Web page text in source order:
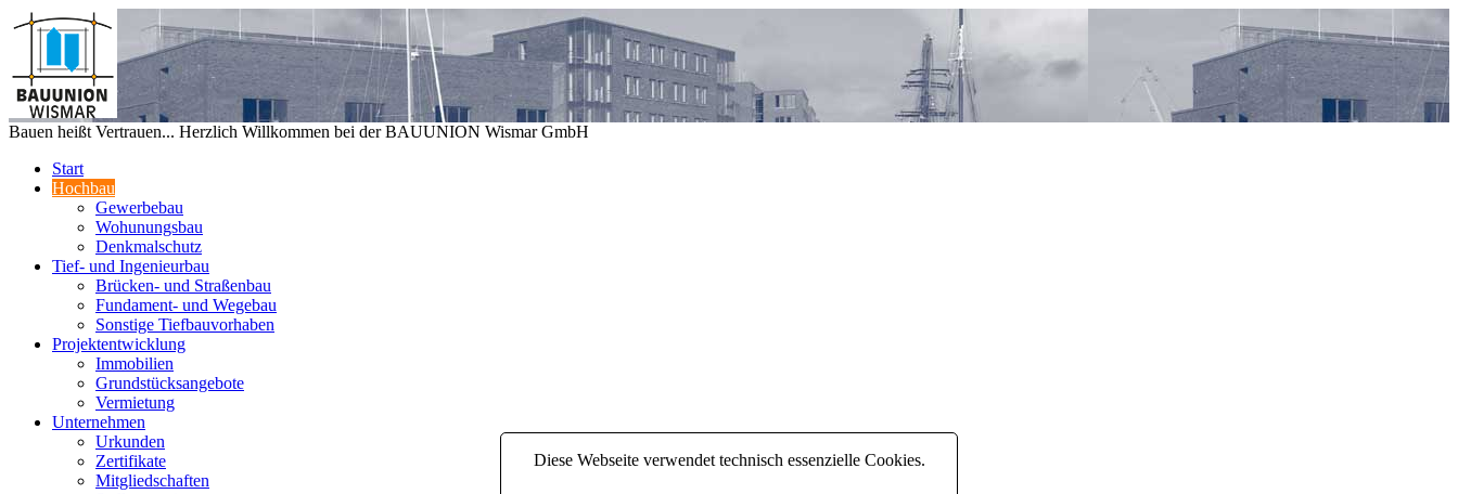
Diese Webseite verwendet technisch essenzielle Cookies.
Bauen heißt Vertrauen... Herzlich Willkommen bei der BAUUNION Wismar GmbH
Start
Hochbau
Gewerbebau
Wohunungsbau
Denkmalschutz
Tief- und Ingenieurbau
Brücken- und Straßenbau
Fundament- und Wegebau
Sonstige Tiefbauvorhaben
Projektentwicklung
Immobilien
Grundstücksangebote
Vermietung
Unternehmen
Urkunden
Zertifikate
Mitgliedschaften